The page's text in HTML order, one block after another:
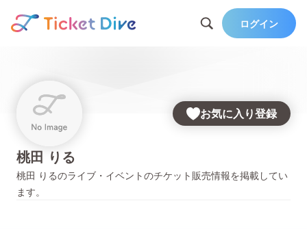
ログイン
お気に入り登録
桃田 りる
桃田 りるのライブ・イベントのチケット販売情報を掲載してい
ます。